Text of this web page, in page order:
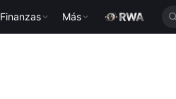
Finanzas Más